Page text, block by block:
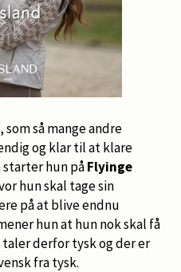
så mange andre
og klar til at klare
hun påFlyinge
hun skal tage sin
på at blive endnu
hun at hun nok skal få
derfor tysk og der er
fra tysk.